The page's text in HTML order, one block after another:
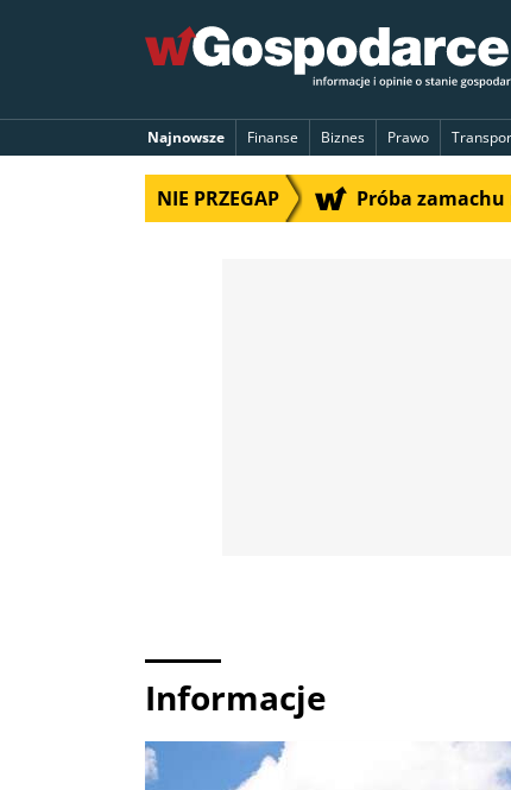
Najnowsze Finanse Biznes Prawo
NIE PRZEGAP Próba
Informacje